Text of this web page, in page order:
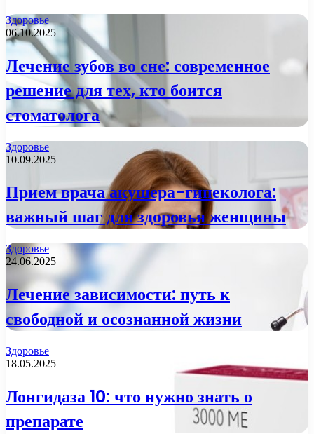
Здоровье
06.10.2025
Лечение зубов во сне: современное
решение для тех, кто боится
стоматолога
Здоровье
10.09.2025
Прием врача акушера-гинеколога:
важный шаг для здоровья женщины
Здоровье
24.06.2025
Лечение зависимости: путь к
свободной и осознанной жизни
Здоровье
18.05.2025
Лонгидаза 10: что нужно знать о
препарате